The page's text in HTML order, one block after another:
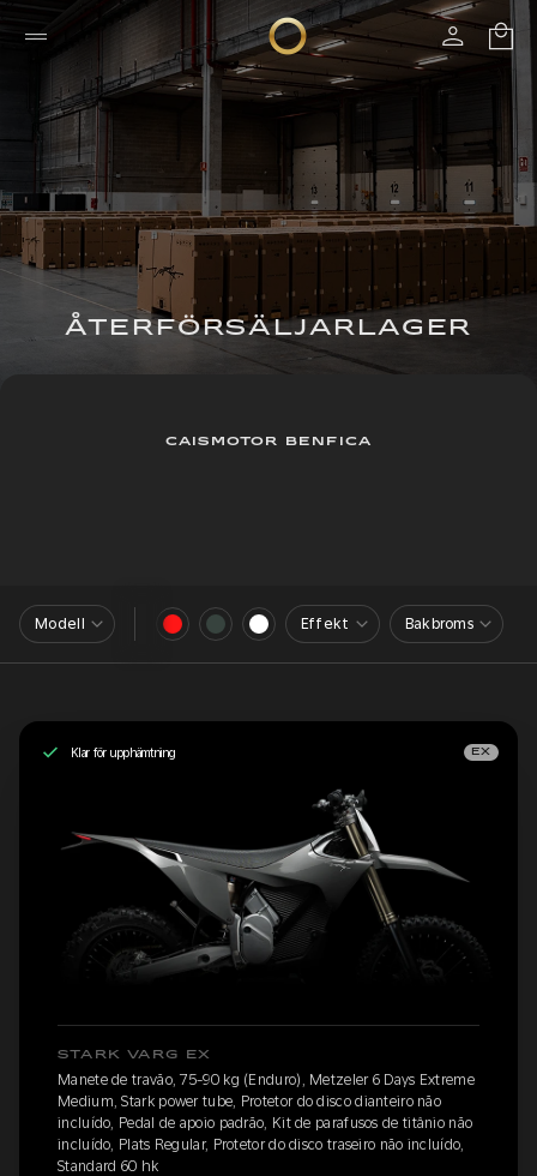
ÅTERFÖRSÄLJARLAGER
CAISMOTOR BENFICA
Modell Effekt Bakbroms
Klar för upphämtning EX
STARK VARG EX
Manete de travão, 75-90 kg (Enduro), Metzeler 6 Days Extreme
Medium, Stark power tube, Protetor do disco dianteiro não
incluído, Pedal de apoio padrão, Kit de parafusos de titânio não
incluído, Plats Regular, Protetor do disco traseiro não incluído,
Standard 60 hk